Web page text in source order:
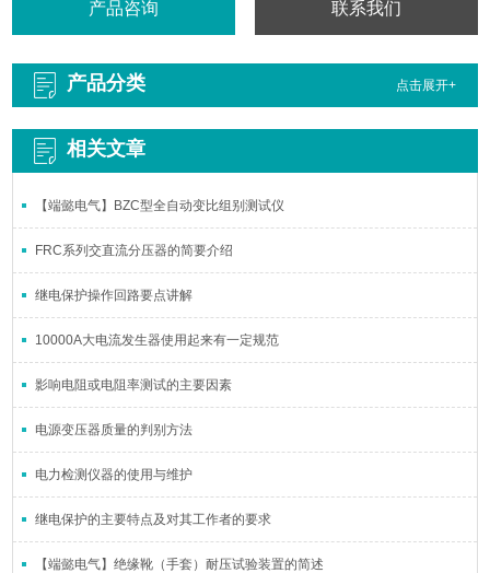
产品咨询 联系我们
产品分类 点击展开+
相关文章
【端懿电气】BZC型全自动变比组别测试仪
FRC系列交直流分压器的简要介绍
继电保护操作回路要点讲解
10000A大电流发生器使用起来有一定规范
影响电阻或电阻率测试的主要因素
电源变压器质量的判别方法
电力检测仪器的使用与维护
继电保护的主要特点及对其工作者的要求
【端懿电气】绝缘靴（手套）耐压试验装置的简述